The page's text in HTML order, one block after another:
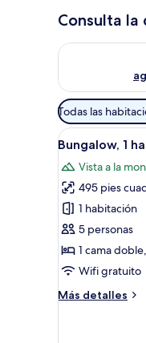
Consulta la
Consulta la
Filtros
disponibles
para
habitaciones
Todas las
Abrir
todas
las
fotos
de
Bungalow,
1
habitación
15
Bungalow, 1
Vista a la
495 pies
1 habitación
5 personas
1 cama
Wifi gratuito
Más detalles
Más